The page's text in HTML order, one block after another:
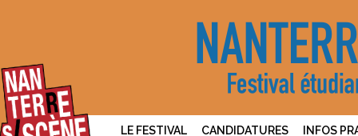
LE FESTIVAL CANDIDATURES INFOS